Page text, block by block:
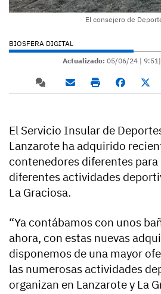
El consejero de
BIOSFERA DIGITAL
Actualizado: 05/06/24 | 9:51
El Servicio Insular de
Lanzarote ha adquirido
contenedores diferentes para
diferentes actividades
La Graciosa.
“Ya contábamos con unos
ahora, con estas nuevas
disponemos de una mayor
las numerosas actividades
organizan en Lanzarote y La